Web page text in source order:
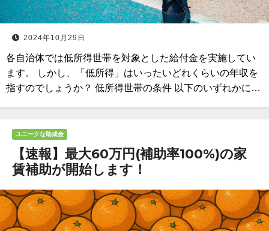
2024年10月29日
各自治体では低所得世帯を対象とした給付金を実施してい
ます。 しかし、「低所得」はいったいどれくらいの年収を
指すのでしょうか？ 低所得世帯の条件 以下のいずれかに…
ユニークな助成金
【速報】最大60万円(補助率100%)の家
賃補助が開始します！